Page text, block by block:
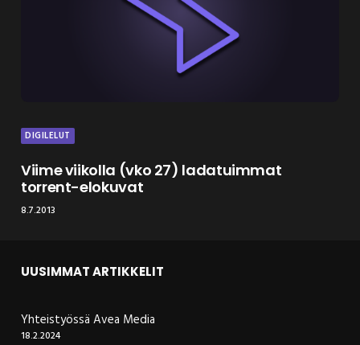
DIGILELUT
Viime viikolla (vko 27) ladatuimmat
torrent-elokuvat
8.7.2013
UUSIMMAT ARTIKKELIT
Yhteistyössä Avea Media
18.2.2024